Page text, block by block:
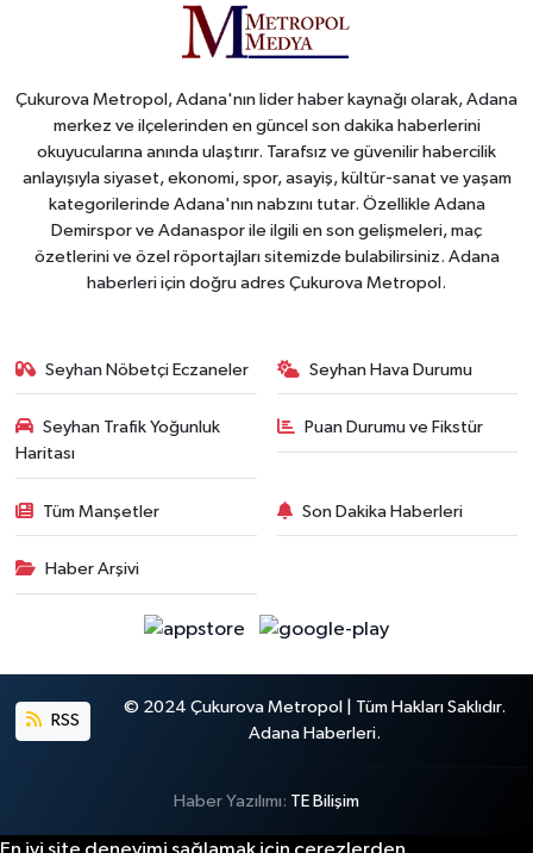
Çukurova Metropol, Adana'nın lider haber kaynağı olarak, Adana
merkez ve ilçelerinden en güncel son dakika haberlerini
okuyucularına anında ulaştırır. Tarafsız ve güvenilir habercilik
anlayışıyla siyaset, ekonomi, spor, asayiş, kültür-sanat ve yaşam
kategorilerinde Adana'nın nabzını tutar. Özellikle Adana
Demirspor ve Adanaspor ile ilgili en son gelişmeleri, maç
özetlerini ve özel röportajları sitemizde bulabilirsiniz. Adana
haberleri için doğru adres Çukurova Metropol.
Seyhan Nöbetçi Eczaneler Seyhan Hava Durumu
Seyhan Trafik Yoğunluk
Haritası
Puan Durumu ve Fikstür
Tüm Manşetler Son Dakika Haberleri
Haber Arşivi
RSS
© 2024 Çukurova Metropol | Tüm Hakları Saklıdır.
Adana Haberleri.
Haber Yazılımı: TE Bilişim